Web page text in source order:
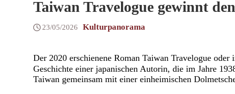
Taiwan Travelogue gewinnt
23/05/2026 Kulturpanorama
Der 2020 erschienene Roman Taiwan Travelogue
Geschichte einer japanischen Autorin, die im Jahre
Taiwan gemeinsam mit einer einheimischen